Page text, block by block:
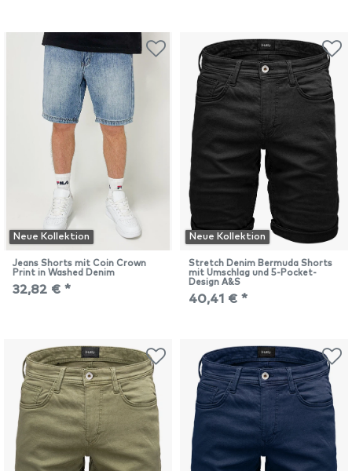
Neue Kollektion
Jeans Shorts mit Coin Crown
Print in Washed Denim
32,82 € *
Neue Kollektion
Stretch Denim Bermuda Shorts
mit Umschlag und 5-Pocket-
Design A&S
40,41 € *